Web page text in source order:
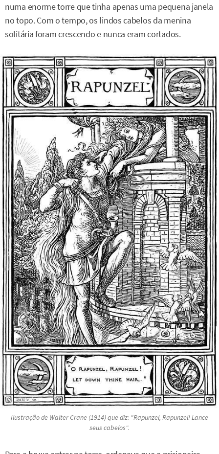
numa enorme torre que tinha apenas uma pequena janela
no topo. Com o tempo, os lindos cabelos da menina
solitária foram crescendo e nunca eram cortados.
Ilustração de Walter Crane (1914) que diz: "Rapunzel, Rapunzel! Lance
seus cabelos".